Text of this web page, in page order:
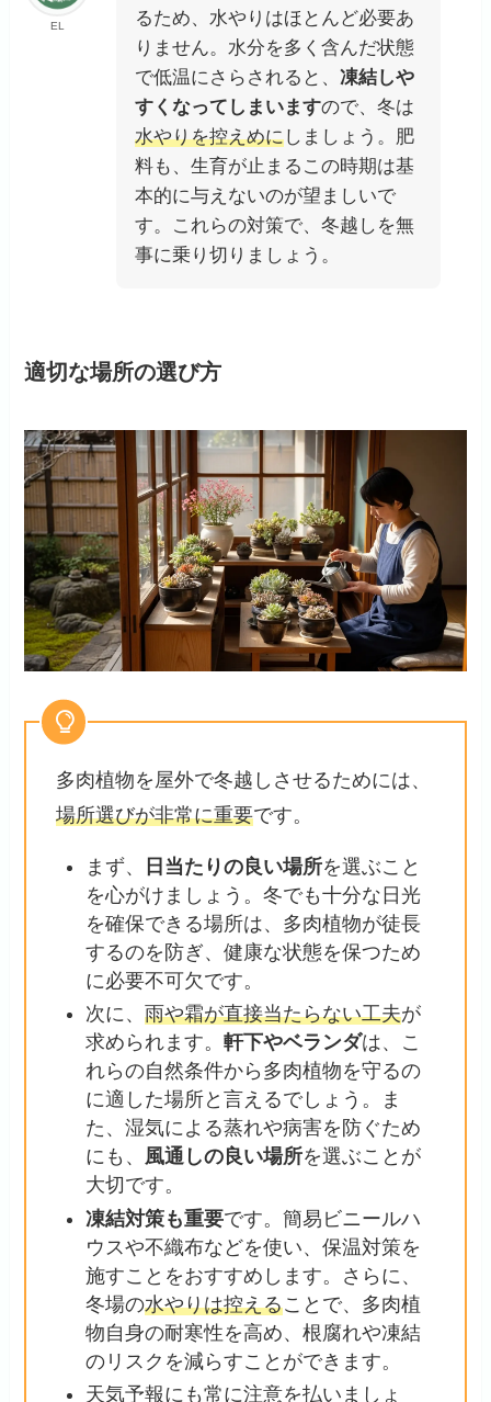
EL
るため、水やりはほとんど必要あ
りません。水分を多く含んだ状態
で低温にさらされると、凍結しや
すくなってしまいますので、冬は
水やりを控えめにしましょう。肥
料も、生育が止まるこの時期は基
本的に与えないのが望ましいで
す。これらの対策で、冬越しを無
事に乗り切りましょう。
適切な場所の選び方
多肉植物を屋外で冬越しさせるためには、
場所選びが非常に重要です。
まず、 日当たりの良い場所を選ぶこと
を心がけましょう。冬でも十分な日光
を確保できる場所は、多肉植物が徒長
するのを防ぎ、健康な状態を保つため
に必要不可欠です。
次に、雨や霜が直接当たらない工夫が
求められます。軒下やベランダは、こ
れらの自然条件から多肉植物を守るの
に適した場所と言えるでしょう。ま
た、湿気による蒸れや病害を防ぐため
にも、 風通しの良い場所を選ぶことが
大切です。
凍結対策も重要です。簡易ビニールハ
ウスや不織布などを使い、保温対策を
施すことをおすすめします。さらに、
冬場の水やりは控えることで、多肉植
物自身の耐寒性を高め、根腐れや凍結
のリスクを減らすことができます。
天気予報にも常に注意を払いましょ